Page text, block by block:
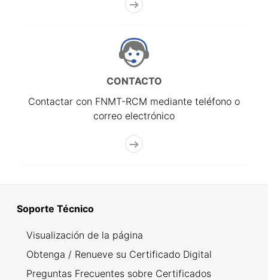
CONTACTO
Contactar con FNMT-RCM mediante teléfono o
correo electrónico
Soporte Técnico
Visualización de la página
Obtenga / Renueve su Certificado Digital
Preguntas Frecuentes sobre Certificados